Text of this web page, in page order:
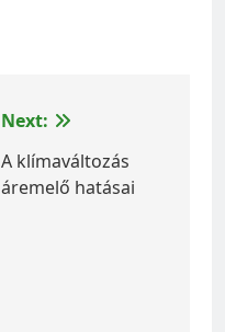
Next:
A klímaváltozás
áremelő hatásai